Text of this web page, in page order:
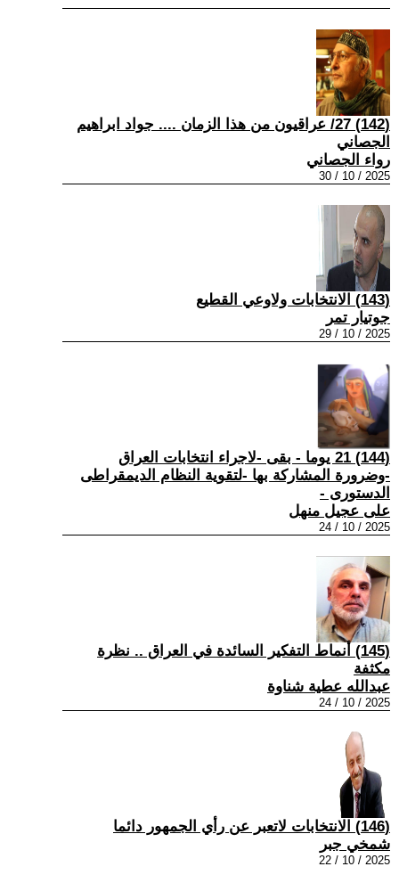
(142) 27/ عراقيون من هذا الزمان .... جواد ابراهيم
الجصاني
رواء الجصاني
2025 / 10 / 30
(143) الانتخابات ولاوعي القطيع
جوتيار تمر
2025 / 10 / 29
(144) 21 يوما - بقى -لاجراء انتخابات العراق
-وضرورة المشاركة بها -لتقوية النظام الديمقراطى
الدستورى -
على عجيل منهل
2025 / 10 / 24
(145) أنماط التفكير السائدة في العراق .. نظرة
مكثفة
عبدالله عطية شناوة
2025 / 10 / 24
(146) الانتخابات لاتعبر عن رأي الجمهور دائما
شمخي جبر
2025 / 10 / 22